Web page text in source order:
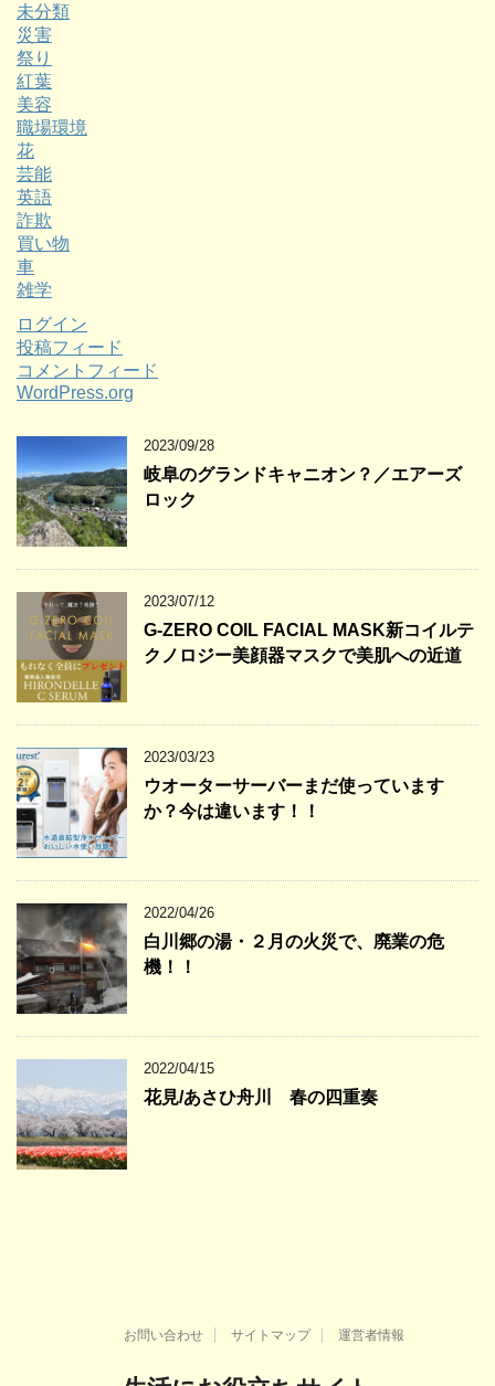
未分類
災害
祭り
紅葉
美容
職場環境
花
芸能
英語
詐欺
買い物
車
雑学
ログイン
投稿フィード
コメントフィード
WordPress.org
2023/09/28
岐阜のグランドキャニオン？／エアーズ
ロック
2023/07/12
G-ZERO COIL FACIAL MASK新コイルテ
クノロジー美顔器マスクで美肌への近道
2023/03/23
ウオーターサーバーまだ使っています
か？今は違います！！
2022/04/26
白川郷の湯・２月の火災で、廃業の危
機！！
2022/04/15
花見/あさひ舟川 春の四重奏
お問い合わせ サイトマップ 運営者情報